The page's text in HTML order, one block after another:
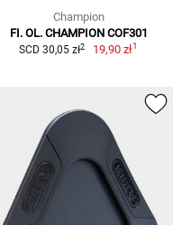
Champion
FI. OL. CHAMPION COF301
SCD 30,05 zł2 19,90 zł1